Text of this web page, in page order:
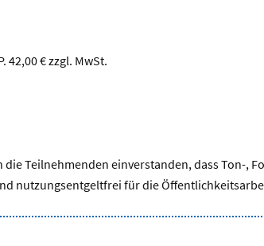
€ zzgl. MwSt.
Teilnehmenden einverstanden, dass Ton-,
nutzungsentgeltfrei für die